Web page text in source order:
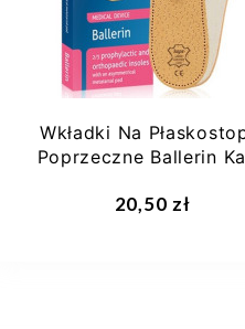
Wkładki Na
Poprzeczne Ballerin
20,50 zł